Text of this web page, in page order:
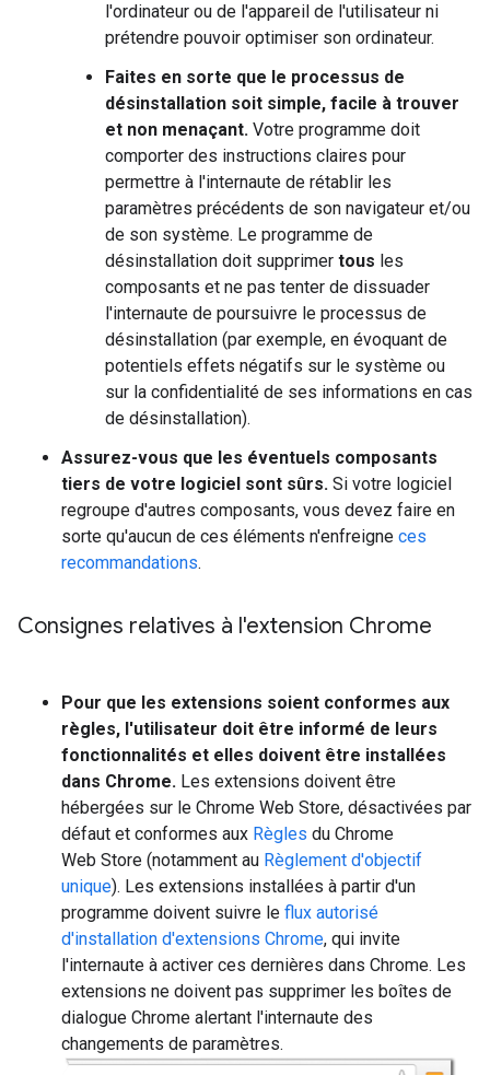
l'ordinateur ou de l'appareil de l'utilisateur ni
prétendre pouvoir optimiser son ordinateur.
Faites en sorte que le processus de
désinstallation soit simple, facile à trouver
et non menaçant. Votre programme doit
comporter des instructions claires pour
permettre à l'internaute de rétablir les
paramètres précédents de son navigateur et/ou
de son système. Le programme de
désinstallation doit supprimer tous les
composants et ne pas tenter de dissuader
l'internaute de poursuivre le processus de
désinstallation (par exemple, en évoquant de
potentiels effets négatifs sur le système ou
sur la confidentialité de ses informations en cas
de désinstallation).
Assurez-vous que les éventuels composants
tiers de votre logiciel sont sûrs. Si votre logiciel
regroupe d'autres composants, vous devez faire en
sorte qu'aucun de ces éléments n'enfreigne ces
recommandations.
Consignes relatives à l'extension Chrome
Pour que les extensions soient conformes aux
règles, l'utilisateur doit être informé de leurs
fonctionnalités et elles doivent être installées
dans Chrome. Les extensions doivent être
hébergées sur le Chrome Web Store, désactivées par
défaut et conformes aux Règles du Chrome
Web Store (notamment au Règlement d'objectif
unique). Les extensions installées à partir d'un
programme doivent suivre le flux autorisé
d'installation d'extensions Chrome, qui invite
l'internaute à activer ces dernières dans Chrome. Les
extensions ne doivent pas supprimer les boîtes de
dialogue Chrome alertant l'internaute des
changements de paramètres.